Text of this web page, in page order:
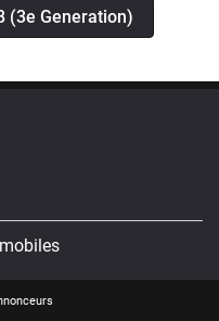
(3e Generation)